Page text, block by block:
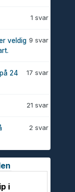
1 svar
9 svar
veldig
17 svar
24
21 svar
2 svar
i